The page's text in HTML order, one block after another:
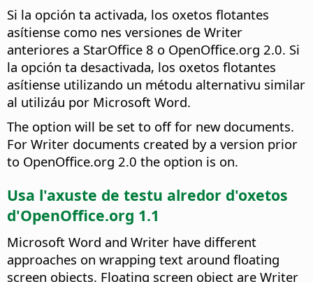
Si la opción ta activada, los oxetos flotantes
asítiense como nes versiones de Writer
anteriores a StarOffice 8 o OpenOffice.org 2.0. Si
la opción ta desactivada, los oxetos flotantes
asítiense utilizando un métodu alternativu similar
al utilizáu por Microsoft Word.
The option will be set to off for new documents.
For Writer documents created by a version prior
to OpenOffice.org 2.0 the option is on.
Usa l'axuste de testu alredor d'oxetos
d'OpenOffice.org 1.1
Microsoft Word and Writer have different
approaches on wrapping text around floating
screen objects. Floating screen object are Writer